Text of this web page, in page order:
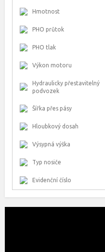
Hmotnost
PHO průtok
PHO tlak
Výkon motoru
Hydraulicky přestavitelný
podvozek
Šířka přes pásy
Hloubkový dosah
Výsypná výška
Typ nosiče
Evidenční číslo